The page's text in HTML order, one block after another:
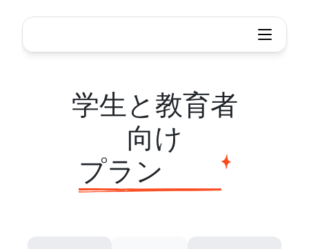
plans
educators学生と教育者
向け
プラン